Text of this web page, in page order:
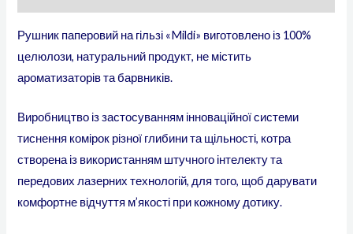
Рушник паперовий на гільзі «Mildi» виготовлено із 100%
целюлози, натуральний продукт, не містить
ароматизаторів та барвників.
Виробництво із застосуванням інноваційної системи
тиснення комірок різної глибини та щільності, котра
створена із використанням штучного інтелекту та
передових лазерних технологій, для того, щоб дарувати
комфортне відчуття м’якості при кожному дотику.